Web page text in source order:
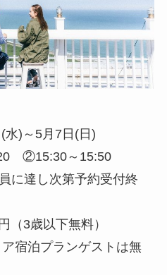
水)～5月7日(日)
②15:30～15:50
に達し次第予約受付終
（3歳以下無料）
プランゲストは無